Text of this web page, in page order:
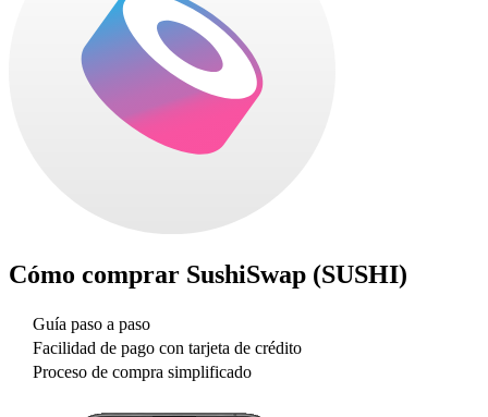
Cómo comprar SushiSwap (SUSHI)
Guía paso a paso
Facilidad de pago con tarjeta de crédito
Proceso de compra simplificado